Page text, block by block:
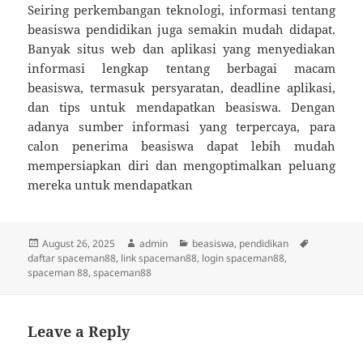
Seiring perkembangan teknologi, informasi tentang
beasiswa pendidikan juga semakin mudah didapat.
Banyak situs web dan aplikasi yang menyediakan
informasi lengkap tentang berbagai macam
beasiswa, termasuk persyaratan, deadline aplikasi,
dan tips untuk mendapatkan beasiswa. Dengan
adanya sumber informasi yang terpercaya, para
calon penerima beasiswa dapat lebih mudah
mempersiapkan diri dan mengoptimalkan peluang
mereka untuk mendapatkan
Posted
on
August 26, 2025 Author
admin Categories
beasiswa, pendidikan
daftar spaceman88, link spaceman88, login spaceman88,
spaceman 88,spaceman88
Leave a Reply